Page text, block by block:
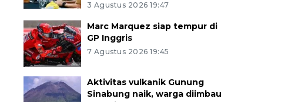
3 Agustus 2026 19:47
Marc Marquez siap tempur di
GP Inggris
7 Agustus 2026 19:45
Aktivitas vulkanik Gunung
Sinabung naik, warga diimbau